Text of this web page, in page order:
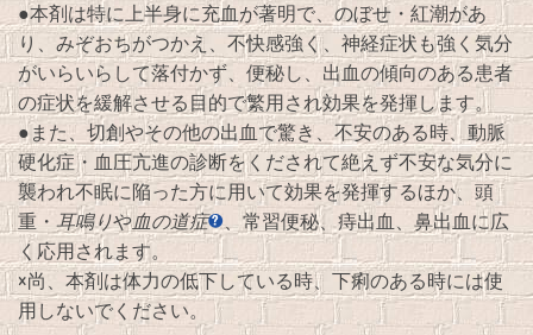
●本剤は特に上半身に充血が著明で、のぼせ・紅潮があ
り、みぞおちがつかえ、不快感強く、神経症状も強く気分
がいらいらして落付かず、便秘し、出血の傾向のある患者
の症状を緩解させる目的で繁用され効果を発揮します。
●また、切創やその他の出血で驚き、不安のある時、動脈
硬化症・血圧亢進の診断をくだされて絶えず不安な気分に
襲われ不眠に陥った方に用いて効果を発揮するほか、頭
重・ 耳鳴りや血の道症
、常習便秘、痔出血、鼻出血に広
く応用されます。
×尚、本剤は体力の低下している時、下痢のある時には使
用しないでください。